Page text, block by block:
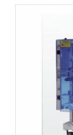
OB-Q420
УЗНАТЬ
проваркой
50 упаковок...